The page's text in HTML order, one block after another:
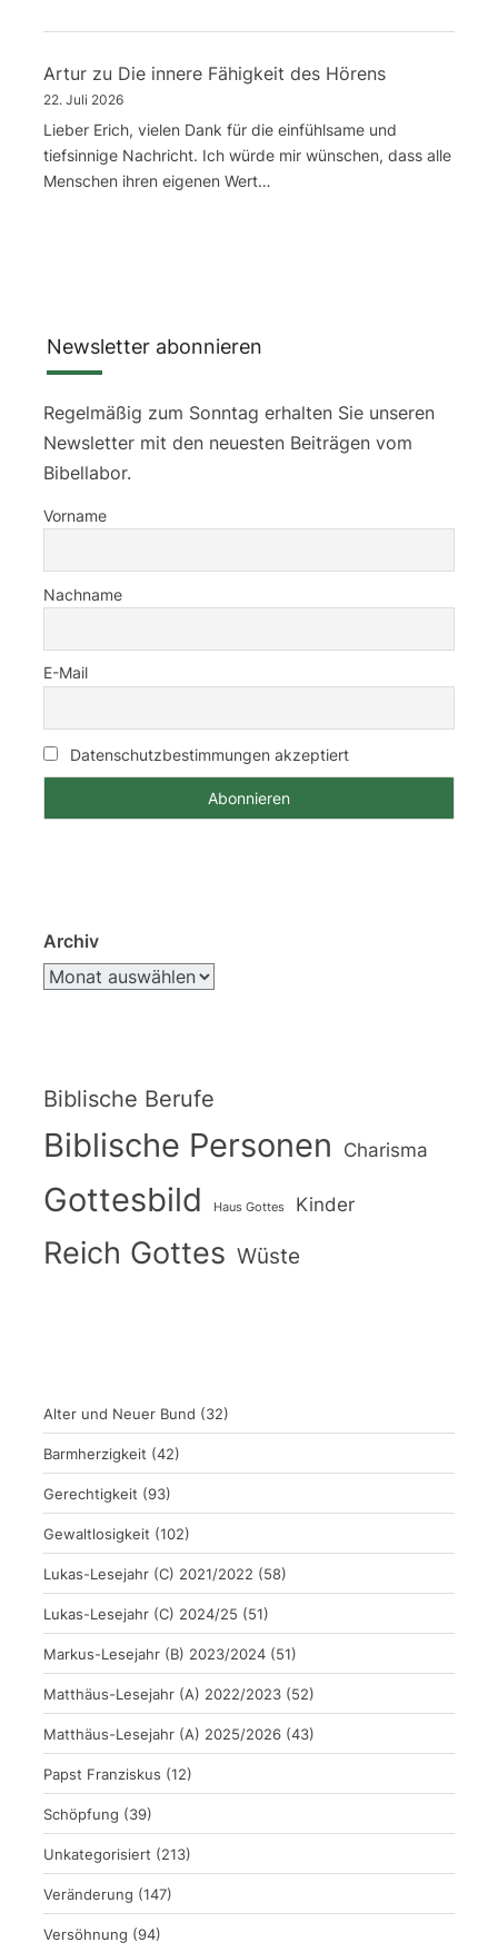
Artur zu Die innere Fähigkeit des Hörens
22. Juli 2026
Lieber Erich, vielen Dank für die einfühlsame und
tiefsinnige Nachricht. Ich würde mir wünschen, dass alle
Menschen ihren eigenen Wert…
Newsletter abonnieren
Regelmäßig zum Sonntag erhalten Sie unseren
Newsletter mit den neuesten Beiträgen vom
Bibellabor.
Vorname
Nachname
E-Mail
Datenschutzbestimmungen akzeptiert
Archiv
Biblische Berufe
Biblische Personen Charisma
Gottesbild Haus Gottes Kinder
Reich Gottes Wüste
Alter und Neuer Bund (32)
Barmherzigkeit (42)
Gerechtigkeit (93)
Gewaltlosigkeit (102)
Lukas-Lesejahr (C) 2021/2022 (58)
Lukas-Lesejahr (C) 2024/25 (51)
Markus-Lesejahr (B) 2023/2024 (51)
Matthäus-Lesejahr (A) 2022/2023 (52)
Matthäus-Lesejahr (A) 2025/2026 (43)
Papst Franziskus (12)
Schöpfung (39)
Unkategorisiert (213)
Veränderung (147)
Versöhnung (94)